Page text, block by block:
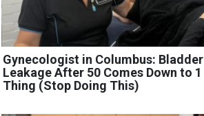
Gynecologist in Columbus: Bladder
Leakage After 50 Comes Down to 1
Thing (Stop Doing This)